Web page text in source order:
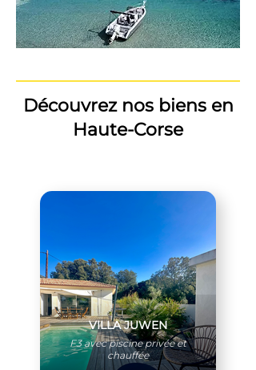
Découvrez nos biens en
Haute-Corse
VILLA JUWEN
F3 avec piscine privée et
chauffée